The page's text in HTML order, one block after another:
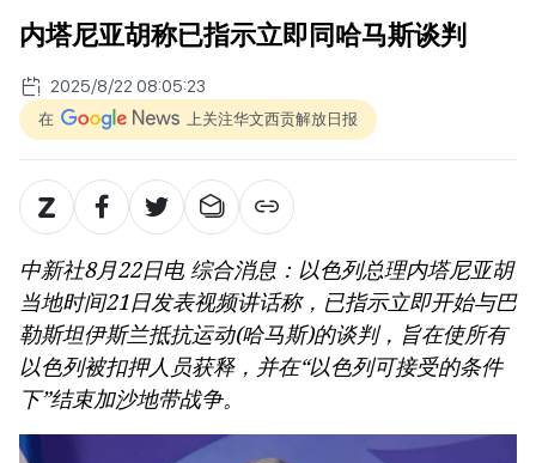
内塔尼亚胡称已指示立即同哈马斯谈判
2025/8/22 08:05:23
在 上关注华文西贡解放日报
中新社8月22日电 综合消息：以色列总理内塔尼亚胡
当地时间21日发表视频讲话称，已指示立即开始与巴
勒斯坦伊斯兰抵抗运动(哈马斯)的谈判，旨在使所有
以色列被扣押人员获释，并在“以色列可接受的条件
下”结束加沙地带战争。